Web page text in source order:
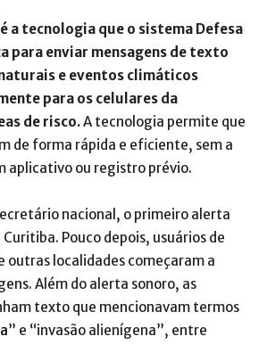
a tecnologia que o sistema Defesa
para enviar mensagens de texto
e eventos climáticos
para os celulares da
de risco.A tecnologia permite que
de forma rápida e eficiente, sem a
aplicativo ou registro prévio.
nacional, o primeiro alerta
Pouco depois, usuários de
outras localidades começaram a
Além do alerta sonoro, as
texto que mencionavam termos
” e “invasão alienígena”, entre